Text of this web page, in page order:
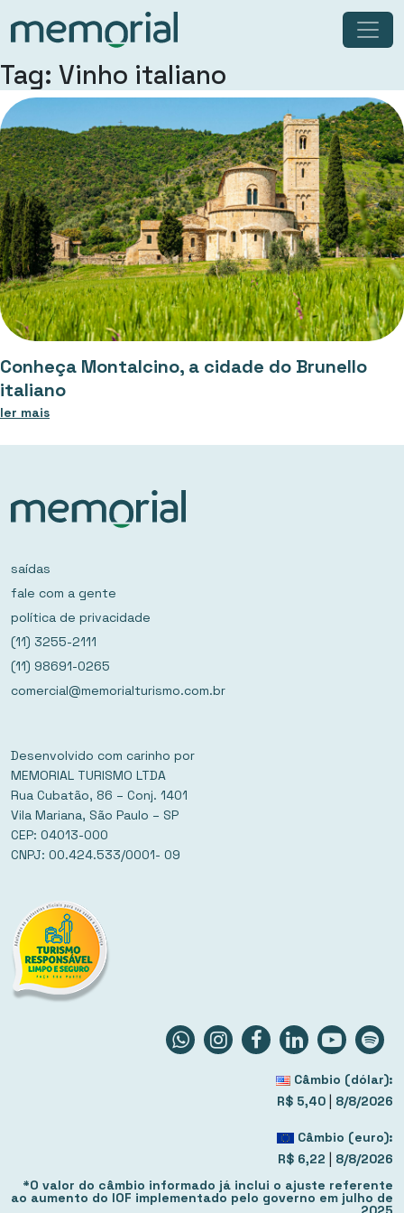
Tag: Vinho italiano
Conheça Montalcino, a cidade do Brunello
italiano
ler mais
saídas
fale com a gente
política de privacidade
(11) 3255-2111
(11) 98691-0265
comercial@memorialturismo.com.br
Desenvolvido com carinho por
MEMORIAL TURISMO LTDA
Rua Cubatão, 86 – Conj. 1401
Vila Mariana, São Paulo – SP
CEP: 04013-000
CNPJ: 00.424.533/0001- 09
Câmbio (dólar):
R$ 5,40 | 8/8/2026
Câmbio (euro):
R$ 6,22 | 8/8/2026
*O valor do câmbio informado já inclui o ajuste referente
ao aumento do IOF implementado pelo governo em julho de